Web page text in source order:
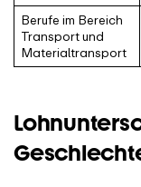
Berufe im Bereich
Transport und
Materialtransport